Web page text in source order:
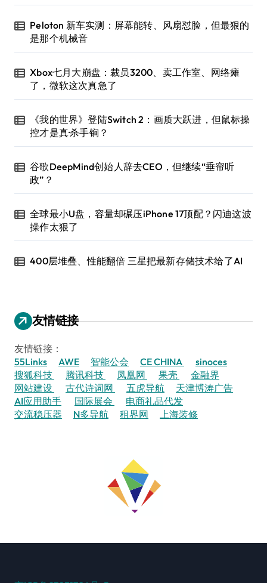
Peloton 新车实测：屏幕能转、风扇怼脸，但最狠的
是那个机械音
Xbox七月大崩盘：裁员3200、卖工作室、网络瘫
了，微软这次真急了
《我的世界》登陆Switch 2：画质大跃进，但鼠标操
控才是真·杀手锏？
谷歌DeepMind创始人辞去CEO，但继续“垂帘听
政”？
全球最小U盘，容量却碾压iPhone 17顶配？闪迪这波
操作太狠了
400层堆叠、性能翻倍 三星把最新存储技术给了AI
友情链接
友情链接：
55Links
AWE 智能公会 CE CHINA
sinoces
搜狐科技
腾讯科技 凤凰网 果壳
金融界
网站建设
古代诗词网 五虎导航
天津博涛广告
AI应用助手
国际展会
电商礼品代发
交流稳压器
N多导航 租界网 上海装修